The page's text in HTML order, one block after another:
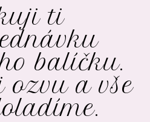
ti
balíčku.
ozvu a vše